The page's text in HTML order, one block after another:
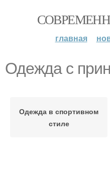
главная
Одежда с
Одежда в спортивном
стиле